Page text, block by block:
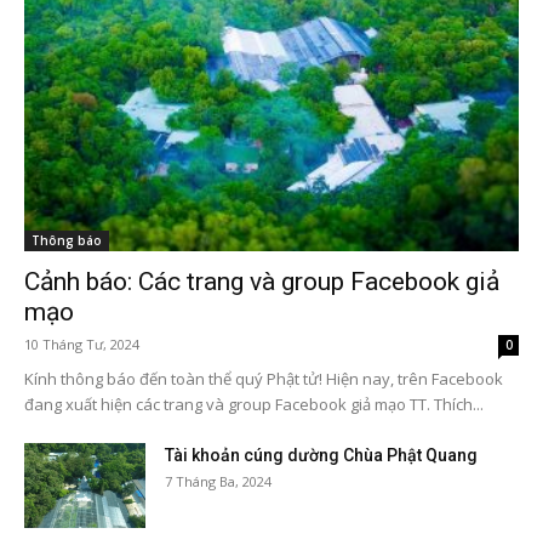
Thông báo
Cảnh báo: Các trang và group Facebook giả
mạo
10 Tháng Tư, 2024 0
Kính thông báo đến toàn thể quý Phật tử! Hiện nay, trên Facebook
đang xuất hiện các trang và group Facebook giả mạo TT. Thích...
Tài khoản cúng dường Chùa Phật Quang
7 Tháng Ba, 2024